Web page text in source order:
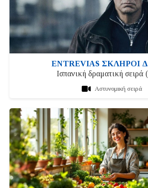
ENTREVIAS ΣΚΛΗΡΟΙ
Ισπανική δραματική σειρά
Αστυνομική σειρά